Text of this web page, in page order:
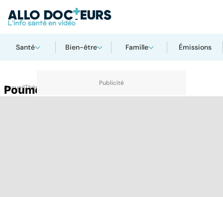
Santé Bien-être Famille Émissions
AccueilThématiques
Poumon